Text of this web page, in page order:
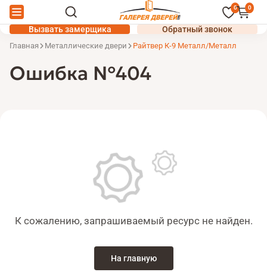
0 0
Вызвать замерщика Обратный звонок
Главная Металлические двери Райтвер К-9 Металл/Металл
Ошибка №404
К сожалению, запрашиваемый ресурс не найден.
На главную